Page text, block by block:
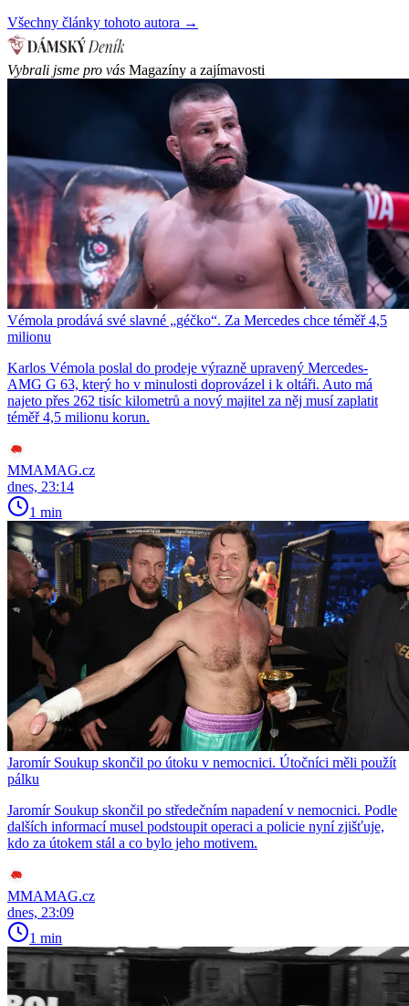
Všechny články tohoto autora →
Vybrali jsme pro vás Magazíny a zajímavosti
Vémola prodává své slavné „géčko“. Za Mercedes chce téměř 4,5
milionu
Karlos Vémola poslal do prodeje výrazně upravený Mercedes-
AMG G 63, který ho v minulosti doprovázel i k oltáři. Auto má
najeto přes 262 tisíc kilometrů a nový majitel za něj musí zaplatit
téměř 4,5 milionu korun.
MMAMAG.cz
dnes, 23:14
1 min
Jaromír Soukup skončil po útoku v nemocnici. Útočníci měli použít
pálku
Jaromír Soukup skončil po středečním napadení v nemocnici. Podle
dalších informací musel podstoupit operaci a policie nyní zjišťuje,
kdo za útokem stál a co bylo jeho motivem.
MMAMAG.cz
dnes, 23:09
1 min